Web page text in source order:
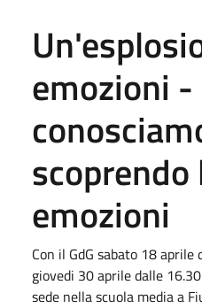
emozioni -
emozioni
Con il GdG sabato 18
giovedi 30 aprile dalle
sede nella scuola media a